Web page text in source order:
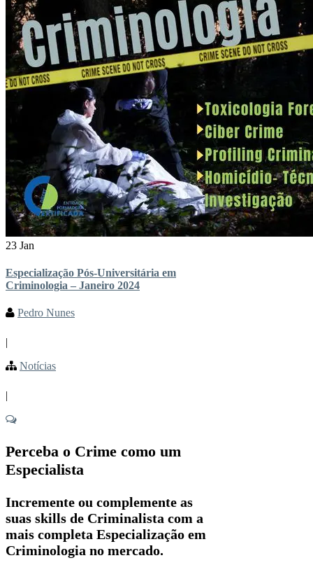
23 Jan
Especialização Pós-Universitária em
Criminologia – Janeiro 2024
Pedro Nunes
|
Notícias
|
Perceba o Crime como um
Especialista
Incremente ou complemente as
suas skills de Criminalista com a
mais completa Especialização em
Criminologia no mercado.